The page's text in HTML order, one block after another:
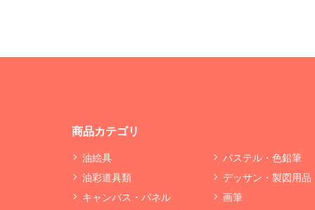
商品カテゴリ
油絵具
油彩道具類
キャンバス・パネル
パステル・色鉛筆
デッサン・製図用品
画筆